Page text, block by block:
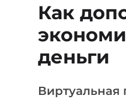
Как
деньги